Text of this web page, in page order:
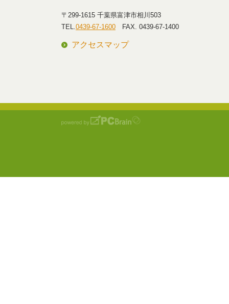
〒299-1615 千葉県富津市相川503
TEL.0439-67-1600 FAX. 0439-67-1400
アクセスマップ